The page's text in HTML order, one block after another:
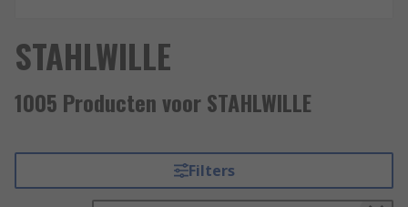
STAHLWILLE
1005 Producten voor STAHLWILLE
Filters